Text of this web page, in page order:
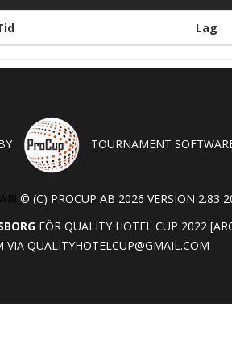
Lag
TOURNAMENT
© (C) PROCUP AB 2026 VERSION 2.83
FÖR QUALITY HOTEL CUP 2022
VIA QUALITYHOTELCUP@GMAIL.COM